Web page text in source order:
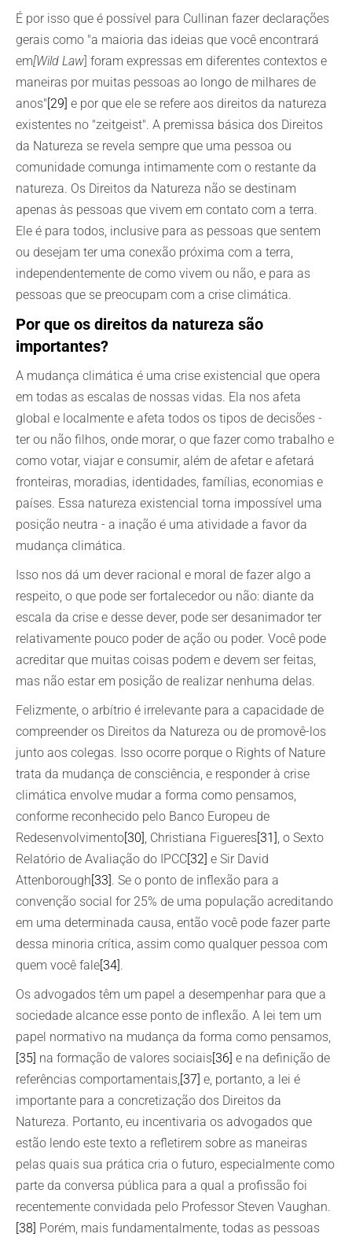
É por isso que é possível para Cullinan fazer declarações
gerais como "a maioria das ideias que você encontrará
em[Wild Law ] foram expressas em diferentes contextos e
maneiras por muitas pessoas ao longo de milhares de
anos" [29] e por que ele se refere aos direitos da natureza
existentes no "zeitgeist". A premissa básica dos Direitos
da Natureza se revela sempre que uma pessoa ou
comunidade comunga intimamente com o restante da
natureza. Os Direitos da Natureza não se destinam
apenas às pessoas que vivem em contato com a terra.
Ele é para todos, inclusive para as pessoas que sentem
ou desejam ter uma conexão próxima com a terra,
independentemente de como vivem ou não, e para as
pessoas que se preocupam com a crise climática.
Por que os direitos da natureza são
importantes?
A mudança climática é uma crise existencial que opera
em todas as escalas de nossas vidas. Ela nos afeta
global e localmente e afeta todos os tipos de decisões -
ter ou não filhos, onde morar, o que fazer como trabalho e
como votar, viajar e consumir, além de afetar e afetará
fronteiras, moradias, identidades, famílias, economias e
países. Essa natureza existencial torna impossível uma
posição neutra - a inação é uma atividade a favor da
mudança climática.
Isso nos dá um dever racional e moral de fazer algo a
respeito, o que pode ser fortalecedor ou não: diante da
escala da crise e desse dever, pode ser desanimador ter
relativamente pouco poder de ação ou poder. Você pode
acreditar que muitas coisas podem e devem ser feitas,
mas não estar em posição de realizar nenhuma delas.
Felizmente, o arbítrio é irrelevante para a capacidade de
compreender os Direitos da Natureza ou de promovê-los
junto aos colegas. Isso ocorre porque o Rights of Nature
trata da mudança de consciência, e responder à crise
climática envolve mudar a forma como pensamos,
conforme reconhecido pelo Banco Europeu de
Redesenvolvimento [30] , Christiana Figueres [31] , o Sexto
Relatório de Avaliação do IPCC [32] e Sir David
Attenborough [33] . Se o ponto de inflexão para a
convenção social for 25% de uma população acreditando
em uma determinada causa, então você pode fazer parte
dessa minoria crítica, assim como qualquer pessoa com
quem você fale [34] .
Os advogados têm um papel a desempenhar para que a
sociedade alcance esse ponto de inflexão. A lei tem um
papel normativo na mudança da forma como pensamos,
[35] na formação de valores sociais [36] e na definição de
referências comportamentais, [37] e, portanto, a lei é
importante para a concretização dos Direitos da
Natureza. Portanto, eu incentivaria os advogados que
estão lendo este texto a refletirem sobre as maneiras
pelas quais sua prática cria o futuro, especialmente como
parte da conversa pública para a qual a profissão foi
recentemente convidada pelo Professor Steven Vaughan.
[38] Porém, mais fundamentalmente, todas as pessoas